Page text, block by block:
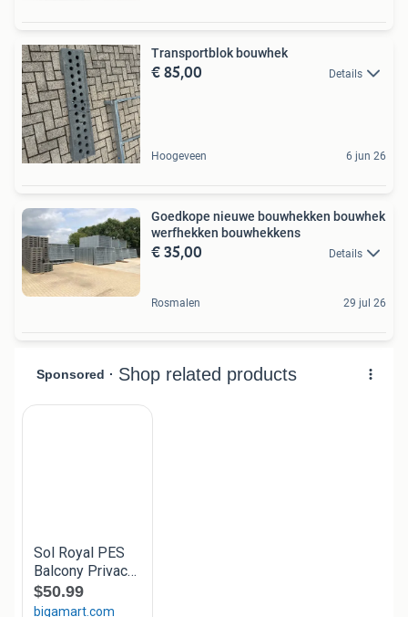
Transportblok bouwhek
€ 85,00 Details
Hoogeveen 6 jun 26
Goedkope nieuwe bouwhekken bouwhek
werfhekken bouwhekkens
€ 35,00 Details
Rosmalen 29 jul 26